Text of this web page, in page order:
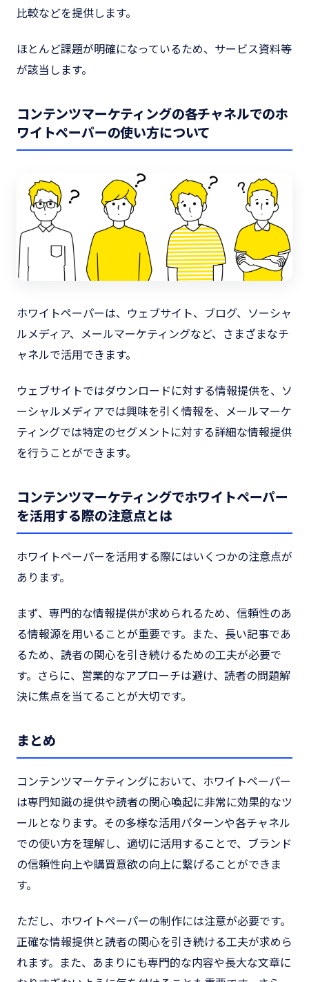
比較などを提供します。
ほとんど課題が明確になっているため、サービス資料等
が該当します。
コンテンツマーケティングの各チャネルでのホ
ワイトペーパーの使い方について
ホワイトペーパーは、ウェブサイト、ブログ、ソーシャ
ルメディア、メールマーケティングなど、さまざまなチ
ャネルで活用できます。
ウェブサイトではダウンロードに対する情報提供を、ソ
ーシャルメディアでは興味を引く情報を、メールマーケ
ティングでは特定のセグメントに対する詳細な情報提供
を行うことができます。
コンテンツマーケティングでホワイトペーパー
を活用する際の注意点とは
ホワイトペーパーを活用する際にはいくつかの注意点が
あります。
まず、専門的な情報提供が求められるため、信頼性のあ
る情報源を用いることが重要です。また、長い記事であ
るため、読者の関心を引き続けるための工夫が必要で
す。さらに、営業的なアプローチは避け、読者の問題解
決に焦点を当てることが大切です。
まとめ
コンテンツマーケティングにおいて、ホワイトペーパー
は専門知識の提供や読者の関心喚起に非常に効果的なツ
ールとなります。その多様な活用パターンや各チャネル
での使い方を理解し、適切に活用することで、ブランド
の信頼性向上や購買意欲の向上に繋げることができま
す。
ただし、ホワイトペーパーの制作には注意が必要です。
正確な情報提供と読者の関心を引き続ける工夫が求めら
れます。また、あまりにも専門的な内容や長大な文章に